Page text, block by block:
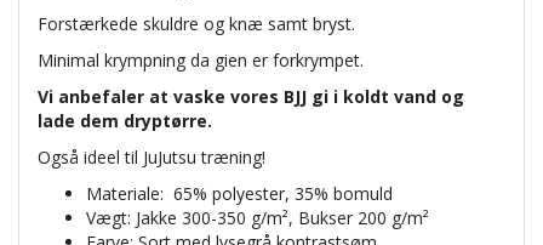
Forstærkede skuldre og knæ samt bryst.
Minimal krympning da gien er forkrympet.
Vi anbefaler at vaske vores BJJ gi i koldt vand og
lade dem dryptørre.
Også ideel til JuJutsu træning!
Materiale: 65% polyester, 35% bomuld
Vægt: Jakke 300-350 g/m², Bukser 200 g/m²